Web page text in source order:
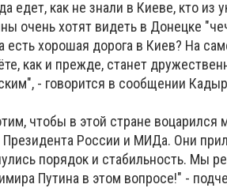
едет, как не знали в Киеве, кто
очень хотят видеть в Донецке
есть хорошая дорога в Киев? На
как и прежде, станет
- говорится в сообщении
чтобы в этой стране воцарился
Президента России и МИДа. Они
порядок и стабильность. Мы
Путина в этом вопросе!" -